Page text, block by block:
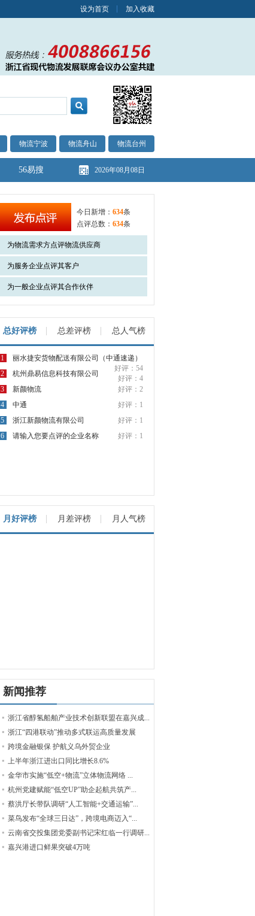
设为首页 加入收藏
物流宁波 物流舟山 物流台州
56易搜 2026年08月08日
今日新增： 634条
点评总数： 634条
为物流需求方点评物流供应商
为服务企业点评其客户
为一般企业点评其合作伙伴
总好评榜 总差评榜 总人气榜
1
丽水捷安货物配送有限公司（中通速递）
好评：54
2 杭州鼎易信息科技有限公司
好评：4
3
新颜物流
好评：2
4
中通
好评：1
5
浙江新颜物流有限公司
好评：1
6
请输入您要点评的企业名称 好评：1
月好评榜 月差评榜 月人气榜
新闻推荐
浙江省醇氢船舶产业技术创新联盟在嘉兴成...
浙江“四港联动”推动多式联运高质量发展
跨境金融银保 护航义乌外贸企业
上半年浙江进出口同比增长8.6%
金华市实施“低空+物流”立体物流网络 ...
杭州党建赋能“低空UP”助企起航共筑产...
蔡洪厅长带队调研“人工智能+交通运输”...
菜鸟发布“全球三日达”，跨境电商迈入“...
云南省交投集团党委副书记宋红临一行调研...
嘉兴港进口鲜果突破4万吨